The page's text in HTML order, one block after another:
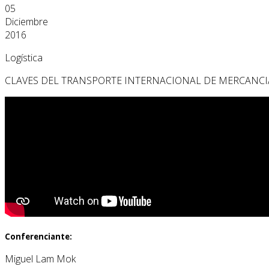
05
Diciembre
2016
Logística
CLAVES DEL TRANSPORTE INTERNACIONAL DE
Conferenciante:
Miguel Lam Mok